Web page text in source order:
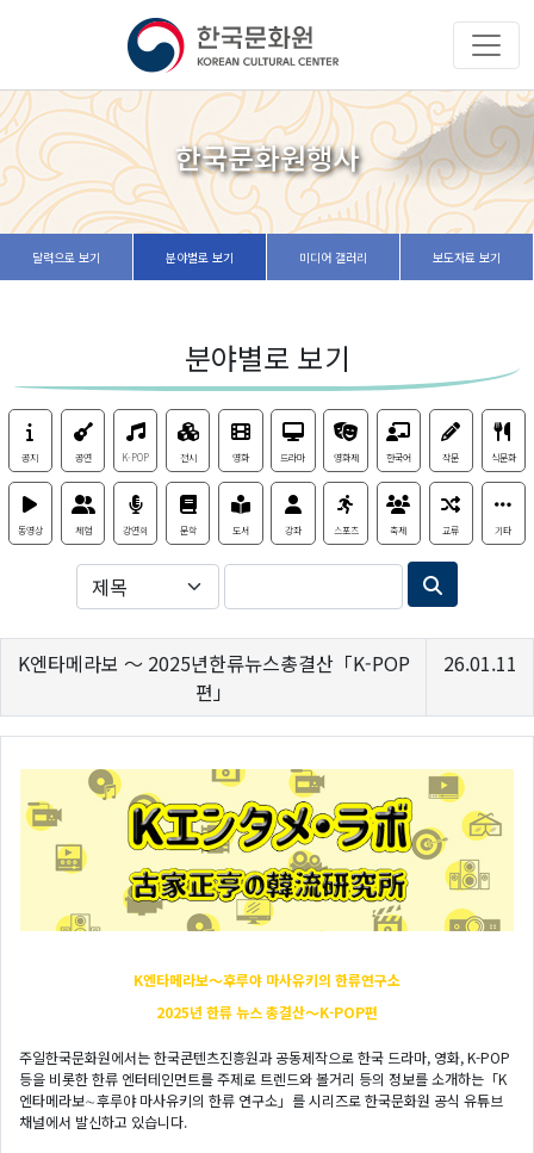
한국문화원행사
달력으로 보기 분야별로 보기 미디어 갤러리 보도자료 보기
분야별로 보기
공지 공연 K-POP 전시 영화 드라마 영화제 한국어 작문 식문화
동영상 체험 강연회 문학 도서 강좌 스포츠 축제 교류 기타
K엔타메라보 ～ 2025년한류뉴스총결산「K-POP
편」
26.01.11
K엔타메라보～후루야 마사유키의 한류연구소
2025년 한류 뉴스 총결산～K-POP편
주일한국문화원에서는 한국콘텐츠진흥원과 공동제작으로 한국 드라마, 영화, K-POP
등을 비롯한 한류 엔터테인먼트를 주제로 트렌드와 볼거리 등의 정보를 소개하는「K
엔타메라보∼후루야 마사유키의 한류 연구소」를 시리즈로 한국문화원 공식 유튜브
채널에서 발신하고 있습니다.